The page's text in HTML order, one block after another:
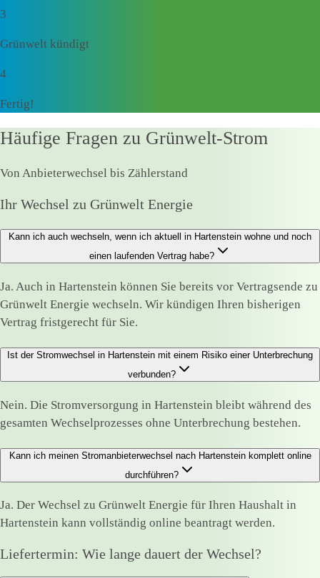
3
Grünwelt kündigt
4
Fertig!
Häufige Fragen zu Grünwelt-Strom
Von Anbieterwechsel bis Zählerstand
Ihr Wechsel zu Grünwelt Energie
Kann ich auch wechseln, wenn ich aktuell in Hartenstein wohne und noch
einen laufenden Vertrag habe?
Ja. Auch in Hartenstein können Sie bereits vor Vertragsende zu
Grünwelt Energie wechseln. Wir kündigen Ihren bisherigen
Vertrag fristgerecht für Sie.
Ist der Stromwechsel in Hartenstein mit einem Risiko einer Unterbrechung
verbunden?
Nein. Die Stromversorgung in Hartenstein bleibt während des
gesamten Wechselprozesses ohne Unterbrechung bestehen.
Kann ich meinen Stromanbieterwechsel nach Hartenstein komplett online
durchführen?
Ja. Der Wechsel zu Grünwelt Energie für Ihren Haushalt in
Hartenstein kann vollständig online beantragt werden.
Liefertermin: Wie lange dauert der Wechsel?